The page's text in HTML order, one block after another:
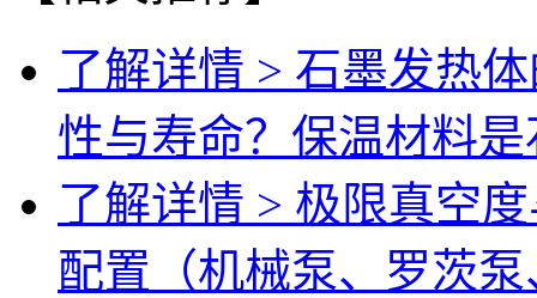
了解详情 > 石墨发热
性与寿命？保温材料
了解详情 > 极限真空
配置（机械泵、罗茨